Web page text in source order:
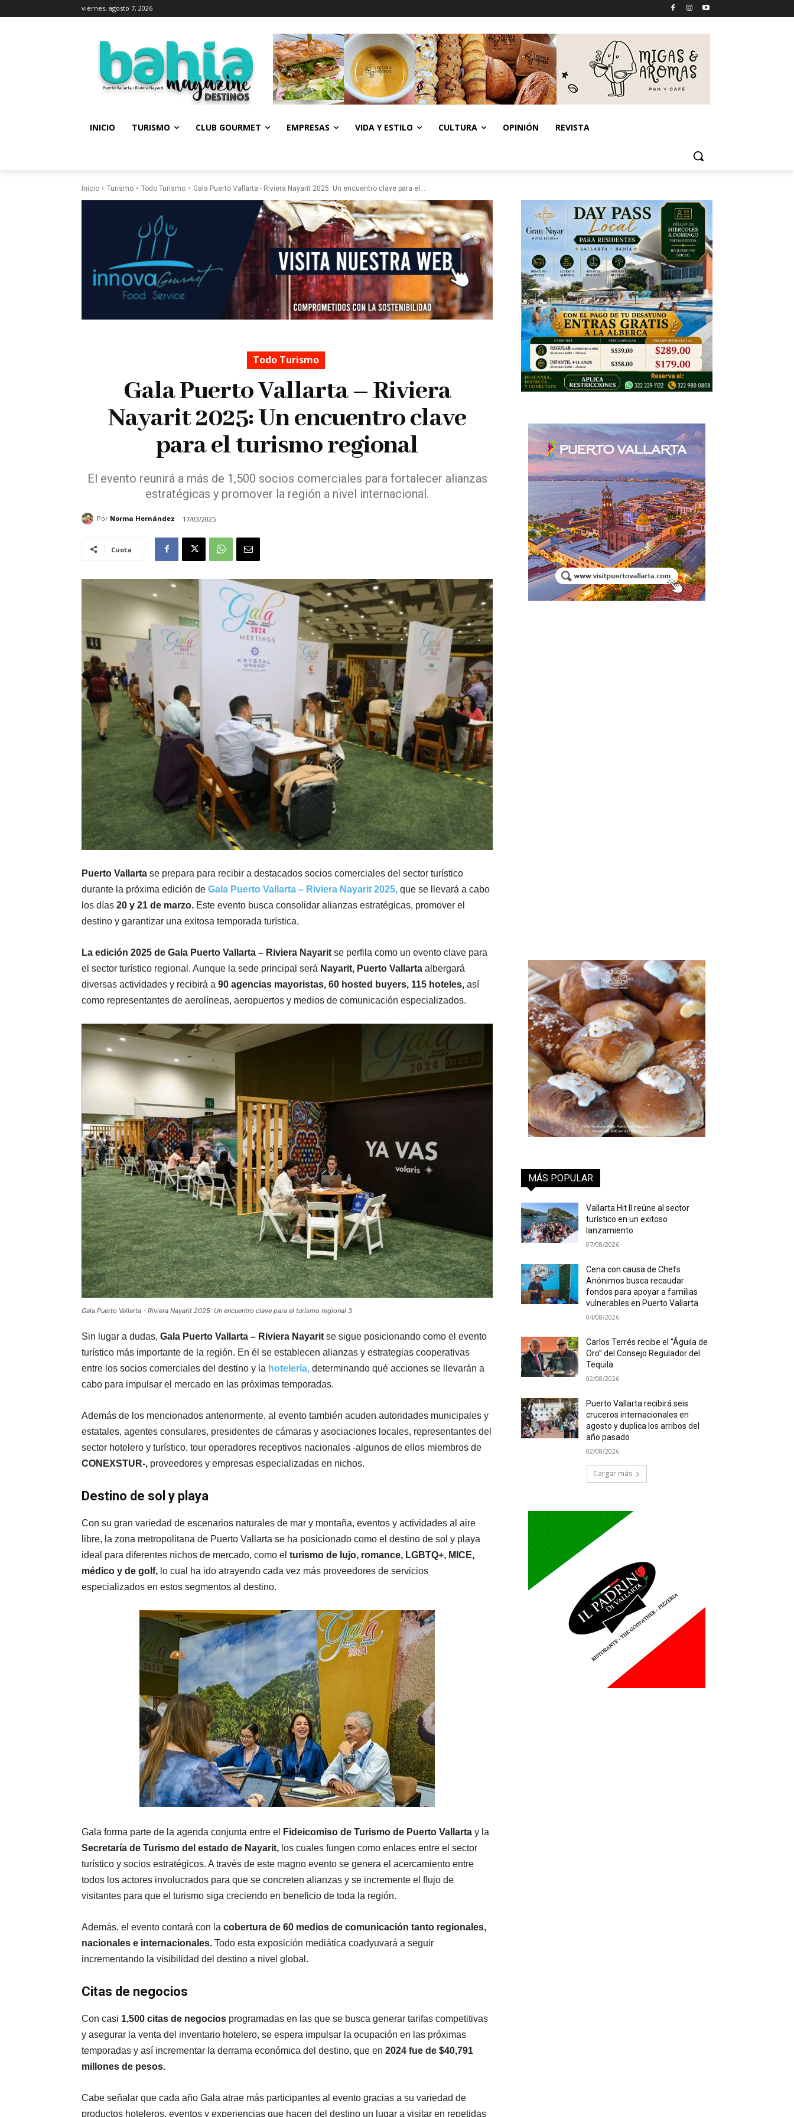
viernes, agosto 7, 2026
INICIO TURISMO CLUB GOURMET EMPRESAS VIDA Y ESTILO CULTURA OPINIÓN REVISTA
Inicio Turismo Todo Turismo Gala Puerto Vallarta - Riviera Nayarit 2025: Un encuentro clave para el...
Todo Turismo
Gala Puerto Vallarta – Riviera
Nayarit 2025: Un encuentro clave
para el turismo regional
El evento reunirá a más de 1,500 socios comerciales para fortalecer alianzas
estratégicas y promover la región a nivel internacional.
Por Norma Hernández 17/03/2025
Cuota
Puerto Vallarta se prepara para recibir a destacados socios comerciales del sector turístico
durante la próxima edición de Gala Puerto Vallarta – Riviera Nayarit 2025, que se llevará a cabo
los días 20 y 21 de marzo. Este evento busca consolidar alianzas estratégicas, promover el
destino y garantizar una exitosa temporada turística.
La edición 2025 de Gala Puerto Vallarta – Riviera Nayarit se perfila como un evento clave para
el sector turístico regional. Aunque la sede principal será Nayarit, Puerto Vallarta albergará
diversas actividades y recibirá a 90 agencias mayoristas, 60 hosted buyers, 115 hoteles, así
como representantes de aerolíneas, aeropuertos y medios de comunicación especializados.
Gala Puerto Vallarta - Riviera Nayarit 2025: Un encuentro clave para el turismo regional 3
Sin lugar a dudas, Gala Puerto Vallarta – Riviera Nayarit se sigue posicionando como el evento
turístico más importante de la región. En él se establecen alianzas y estrategias cooperativas
entre los socios comerciales del destino y la hotelería, determinando qué acciones se llevarán a
cabo para impulsar el mercado en las próximas temporadas.
Además de los mencionados anteriormente, al evento también acuden autoridades municipales y
estatales, agentes consulares, presidentes de cámaras y asociaciones locales, representantes del
sector hotelero y turístico, tour operadores receptivos nacionales -algunos de ellos miembros de
CONEXSTUR-, proveedores y empresas especializadas en nichos.
Destino de sol y playa
Con su gran variedad de escenarios naturales de mar y montaña, eventos y actividades al aire
libre, la zona metropolitana de Puerto Vallarta se ha posicionado como el destino de sol y playa
ideal para diferentes nichos de mercado, como el turismo de lujo, romance, LGBTQ+, MICE,
médico y de golf, lo cual ha ido atrayendo cada vez más proveedores de servicios
especializados en estos segmentos al destino.
Gala forma parte de la agenda conjunta entre el Fideicomiso de Turismo de Puerto Vallarta y la
Secretaría de Turismo del estado de Nayarit, los cuales fungen como enlaces entre el sector
turístico y socios estratégicos. A través de este magno evento se genera el acercamiento entre
todos los actores involucrados para que se concreten alianzas y se incremente el flujo de
visitantes para que el turismo siga creciendo en beneficio de toda la región.
Además, el evento contará con la cobertura de 60 medios de comunicación tanto regionales,
nacionales e internacionales. Todo esta exposición mediática coadyuvará a seguir
incrementando la visibilidad del destino a nivel global.
Citas de negocios
Con casi 1,500 citas de negocios programadas en las que se busca generar tarifas competitivas
y asegurar la venta del inventario hotelero, se espera impulsar la ocupación en las próximas
temporadas y así incrementar la derrama económica del destino, que en 2024 fue de $40,791
millones de pesos.
Cabe señalar que cada año Gala atrae más participantes al evento gracias a su variedad de
productos hoteleros, eventos y experiencias que hacen del destino un lugar a visitar en repetidas
MÁS POPULAR
Vallarta Hit II reúne al sector
turístico en un exitoso
lanzamiento
07/08/2026
Cena con causa de Chefs
Anónimos busca recaudar
fondos para apoyar a familias
vulnerables en Puerto Vallarta
04/08/2026
Carlos Terrés recibe el “Águila de
Oro” del Consejo Regulador del
Tequila
02/08/2026
Puerto Vallarta recibirá seis
cruceros internacionales en
agosto y duplica los arribos del
año pasado
02/08/2026
Cargar más